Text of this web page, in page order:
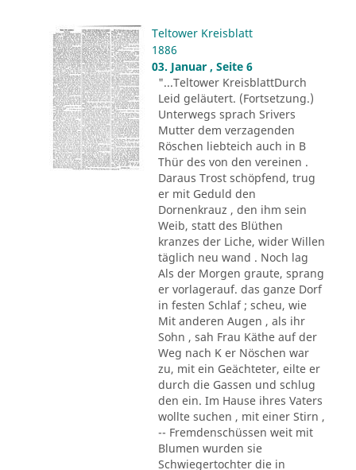
Teltower Kreisblatt
1886
03. Januar , Seite 6
"...Teltower KreisblattDurch
Leid geläutert. (Fortsetzung.)
Unterwegs sprach Srivers
Mutter dem verzagenden
Röschen liebteich auch in B
Thür des von den vereinen .
Daraus Trost schöpfend, trug
er mit Geduld den
Dornenkrauz , den ihm sein
Weib, statt des Blüthen
kranzes der Liche, wider Willen
täglich neu wand . Noch lag
Als der Morgen graute, sprang
er vorlagerauf. das ganze Dorf
in festen Schlaf ; scheu, wie
Mit anderen Augen , als ihr
Sohn , sah Frau Käthe auf der
Weg nach K er Nöschen war
zu, mit ein Geächteter, eilte er
durch die Gassen und schlug
den ein. Im Hause ihres Vaters
wollte suchen , mit einer Stirn ,
-- Fremdenschüssen weit mit
Blumen wurden sie
Schwiegertochter die in